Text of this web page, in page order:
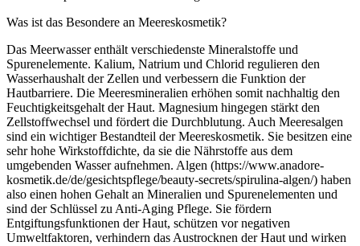
Was ist das Besondere an Meereskosmetik?
Das Meerwasser enthält verschiedenste Mineralstoffe und
Spurenelemente. Kalium, Natrium und Chlorid regulieren den
Wasserhaushalt der Zellen und verbessern die Funktion der
Hautbarriere. Die Meeresmineralien erhöhen somit nachhaltig den
Feuchtigkeitsgehalt der Haut. Magnesium hingegen stärkt den
Zellstoffwechsel und fördert die Durchblutung. Auch Meeresalgen
sind ein wichtiger Bestandteil der Meereskosmetik. Sie besitzen eine
sehr hohe Wirkstoffdichte, da sie die Nährstoffe aus dem
umgebenden Wasser aufnehmen. Algen (https://www.anadore-
kosmetik.de/de/gesichtspflege/beauty-secrets/spirulina-algen/) haben
also einen hohen Gehalt an Mineralien und Spurenelementen und
sind der Schlüssel zu Anti-Aging Pflege. Sie fördern
Entgiftungsfunktionen der Haut, schützen vor negativen
Umweltfaktoren, verhindern das Austrocknen der Haut und wirken